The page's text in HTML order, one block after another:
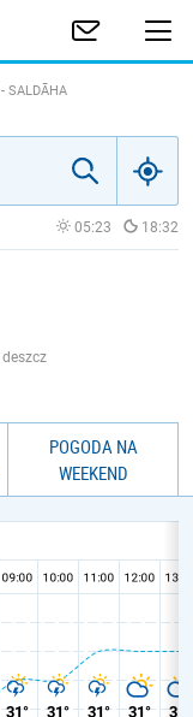
SALDĀHA
05:23 18:32
POGODA NA
WEEKEND